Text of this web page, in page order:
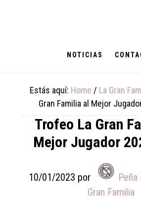
NOTICIAS
Estás aquí: Home / La Gran
Gran Familia al Mejor
Trofeo La Gran
Mejor Jugador
10/01/2023 por
Gran Familia